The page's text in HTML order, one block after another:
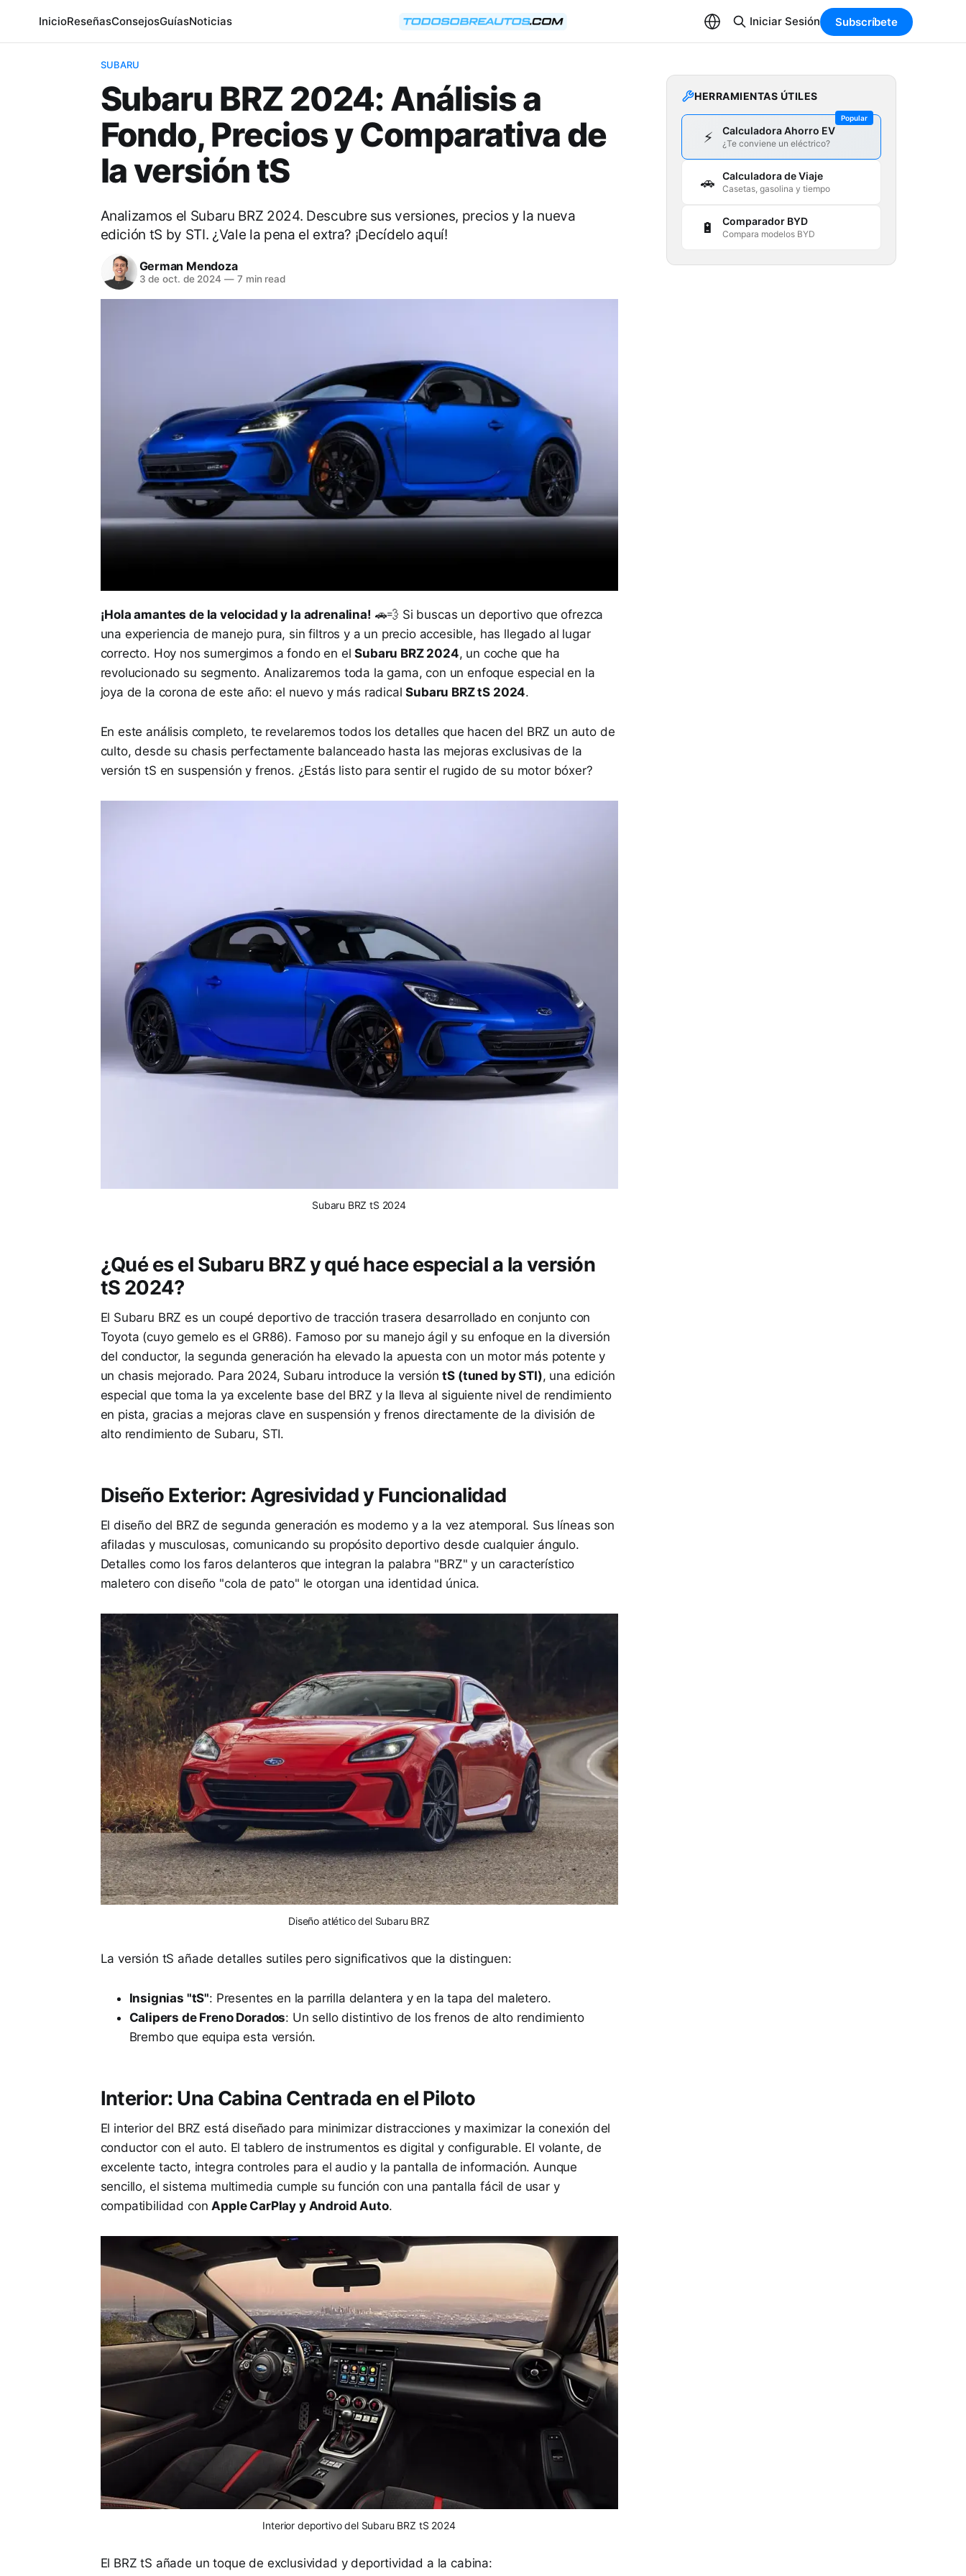
InicioReseñasConsejosGuíasNoticias Iniciar Sesión Subscríbete
SUBARU
Subaru BRZ 2024: Análisis a
Fondo, Precios y Comparativa de
la versión tS
Analizamos el Subaru BRZ 2024. Descubre sus versiones, precios y la nueva
edición tS by STI. ¿Vale la pena el extra? ¡Decídelo aquí!
German Mendoza
3 de oct. de 2024 —7 min read
¡Hola amantes de la velocidad y la adrenalina! 🚗💨 Si buscas un deportivo que ofrezca
una experiencia de manejo pura, sin filtros y a un precio accesible, has llegado al lugar
correcto. Hoy nos sumergimos a fondo en elSubaru BRZ 2024, un coche que ha
revolucionado su segmento. Analizaremos toda la gama, con un enfoque especial en la
joya de la corona de este año: el nuevo y más radicalSubaru BRZ tS 2024.
En este análisis completo, te revelaremos todos los detalles que hacen del BRZ un auto de
culto, desde su chasis perfectamente balanceado hasta las mejoras exclusivas de la
versión tS en suspensión y frenos. ¿Estás listo para sentir el rugido de su motor bóxer?
Subaru BRZ tS 2024
¿Qué es el Subaru BRZ y qué hace especial a la versión
tS 2024?
El Subaru BRZ es un coupé deportivo de tracción trasera desarrollado en conjunto con
Toyota (cuyo gemelo es el GR86). Famoso por su manejo ágil y su enfoque en la diversión
del conductor, la segunda generación ha elevado la apuesta con un motor más potente y
un chasis mejorado. Para 2024, Subaru introduce la versióntS (tuned by STI), una edición
especial que toma la ya excelente base del BRZ y la lleva al siguiente nivel de rendimiento
en pista, gracias a mejoras clave en suspensión y frenos directamente de la división de
alto rendimiento de Subaru, STI.
Diseño Exterior: Agresividad y Funcionalidad
El diseño del BRZ de segunda generación es moderno y a la vez atemporal. Sus líneas son
afiladas y musculosas, comunicando su propósito deportivo desde cualquier ángulo.
Detalles como los faros delanteros que integran la palabra "BRZ" y un característico
maletero con diseño "cola de pato" le otorgan una identidad única.
Diseño atlético del Subaru BRZ
La versión tS añade detalles sutiles pero significativos que la distinguen:
Insignias "tS": Presentes en la parrilla delantera y en la tapa del maletero.
Calipers de Freno Dorados: Un sello distintivo de los frenos de alto rendimiento
Brembo que equipa esta versión.
Interior: Una Cabina Centrada en el Piloto
El interior del BRZ está diseñado para minimizar distracciones y maximizar la conexión del
conductor con el auto. El tablero de instrumentos es digital y configurable. El volante, de
excelente tacto, integra controles para el audio y la pantalla de información. Aunque
sencillo, el sistema multimedia cumple su función con una pantalla fácil de usar y
compatibilidad con Apple CarPlay y Android Auto.
Interior deportivo del Subaru BRZ tS 2024
El BRZ tS añade un toque de exclusividad y deportividad a la cabina:
HERRAMIENTAS ÚTILES
Popular
⚡ Calculadora Ahorro EV
¿Te conviene un eléctrico?
🚗 Calculadora de Viaje
Casetas, gasolina y tiempo
🔋 Comparador BYD
Compara modelos BYD